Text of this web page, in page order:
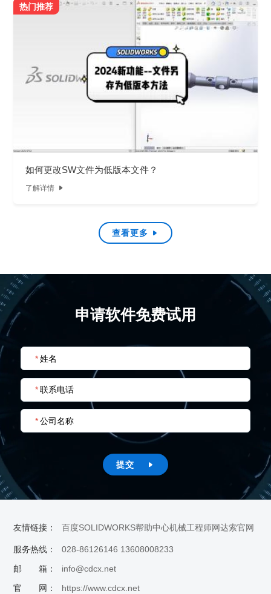
热门推荐
如何更改SW文件为低版本文件？
了解详情 
查看更多 
申请软件免费试用
* 姓名
* 联系电话
* 公司名称
提交 
友情链接： 百度SOLIDWORKS帮助中心机械工程师网达索官网
服务热线：
028-86126146 13608008233
邮 箱：
info@cdcx.net
官 网：
https://www.cdcx.net